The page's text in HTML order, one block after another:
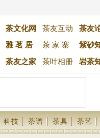
茶文化网 茶友互动
茶友
雅 茗 居
茶 家 寨 紫砂
茶友之家 茶叶相册 岩茶
科技 茶谱 茶具 茶艺